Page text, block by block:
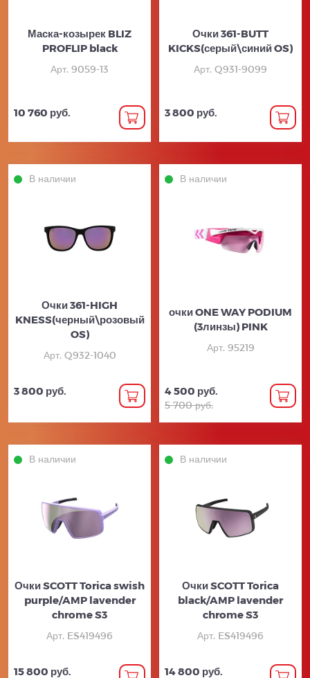
Маска-козырек BLIZ
PROFLIP black
Арт. 9059-13
10 760 руб.
Очки 361-BUTT
KICKS(серый\синий OS)
Арт. Q931-9099
3 800 руб.
В наличии
Очки 361-HIGH
KNESS(черный\розовый
OS)
Арт. Q932-1040
3 800 руб.
В наличии
очки ONE WAY PODIUM
(3линзы) PINK
Арт. 95219
4 500 руб.
5 700 руб.
В наличии
Очки SCOTT Torica swish
purple/AMP lavender
chrome S3
Арт. ES419496
15 800 руб.
В наличии
Очки SCOTT Torica
black/AMP lavender
chrome S3
Арт. ES419496
14 800 руб.